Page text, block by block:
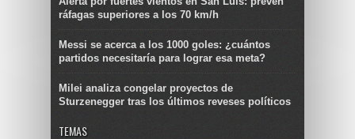
ráfagas superiores a los 70 km/h
Messi se acerca a los 1000 goles: ¿cuántos
partidos necesitaría para lograr esa meta?
Milei analiza congelar proyectos de
Sturzenegger tras los últimos reveses políticos
TEMAS